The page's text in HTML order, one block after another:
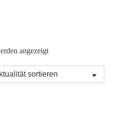
angezeigtNach
Aktualität
sortiert